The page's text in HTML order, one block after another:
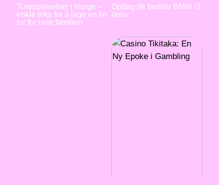
Turopplevelser i Norge –
enkle triks for å lage en fin
tur for hele familien
Opdag de bedste BMW i3
deler